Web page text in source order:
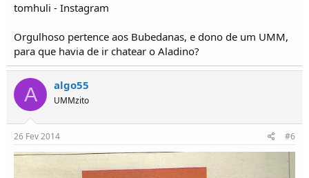
tomhuli - Instagram
Orgulhoso pertence aos Bubedanas, e dono de um UMM,
para que havia de ir chatear o Aladino?
A algo55
UMMzito
26 Fev 2014 #6